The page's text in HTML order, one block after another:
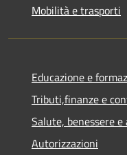
Mobilità e trasporti
Educazione e
Tributi,finanze e
Salute, benessere e
Autorizzazioni